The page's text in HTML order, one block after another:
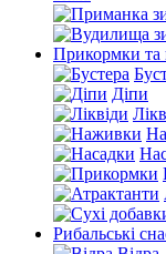
Прикормки та
Діпи
Рибальські